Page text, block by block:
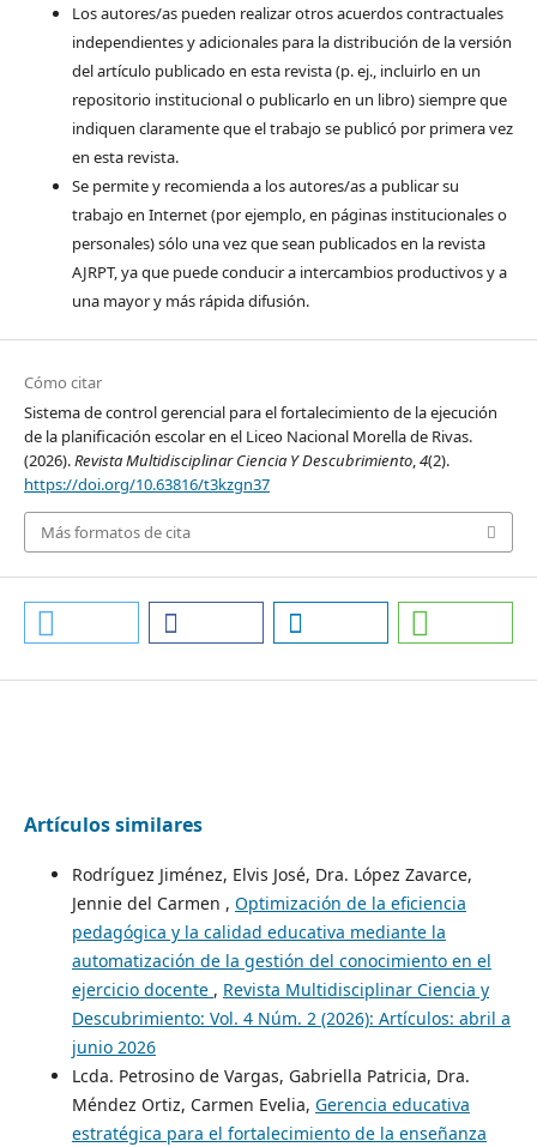
Los autores/as pueden realizar otros acuerdos contractuales
independientes y adicionales para la distribución de la versión
del artículo publicado en esta revista (p. ej., incluirlo en un
repositorio institucional o publicarlo en un libro) siempre que
indiquen claramente que el trabajo se publicó por primera vez
en esta revista.
Se permite y recomienda a los autores/as a publicar su
trabajo en Internet (por ejemplo, en páginas institucionales o
personales) sólo una vez que sean publicados en la revista
AJRPT, ya que puede conducir a intercambios productivos y a
una mayor y más rápida difusión.
Cómo citar
Sistema de control gerencial para el fortalecimiento de la ejecución
de la planificación escolar en el Liceo Nacional Morella de Rivas.
(2026).Revista Multidisciplinar Ciencia Y Descubrimiento,4(2).
https://doi.org/10.63816/t3kzgn37
Más formatos de cita
Artículos similares
Rodríguez Jiménez, Elvis José, Dra. López Zavarce,
Jennie del Carmen , Optimización de la eficiencia
pedagógica y la calidad educativa mediante la
automatización de la gestión del conocimiento en el
ejercicio docente , Revista Multidisciplinar Ciencia y
Descubrimiento: Vol. 4 Núm. 2 (2026): Artículos: abril a
junio 2026
Lcda. Petrosino de Vargas, Gabriella Patricia, Dra.
Méndez Ortiz, Carmen Evelia, Gerencia educativa
estratégica para el fortalecimiento de la enseñanza